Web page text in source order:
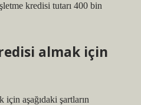
kredisi tutarı 400 bin
almak için
için aşağıdaki şartların